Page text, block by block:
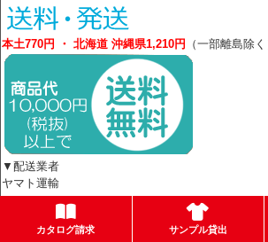
本土770円 ・ 北海道 沖縄県1,210円 （一部離島除く
▼配送業者
ヤマト運輸
日本郵便（ゆうパケットのみ）
カタログ請求 サンプル貸出